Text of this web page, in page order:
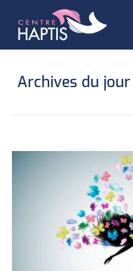
Archives du jour